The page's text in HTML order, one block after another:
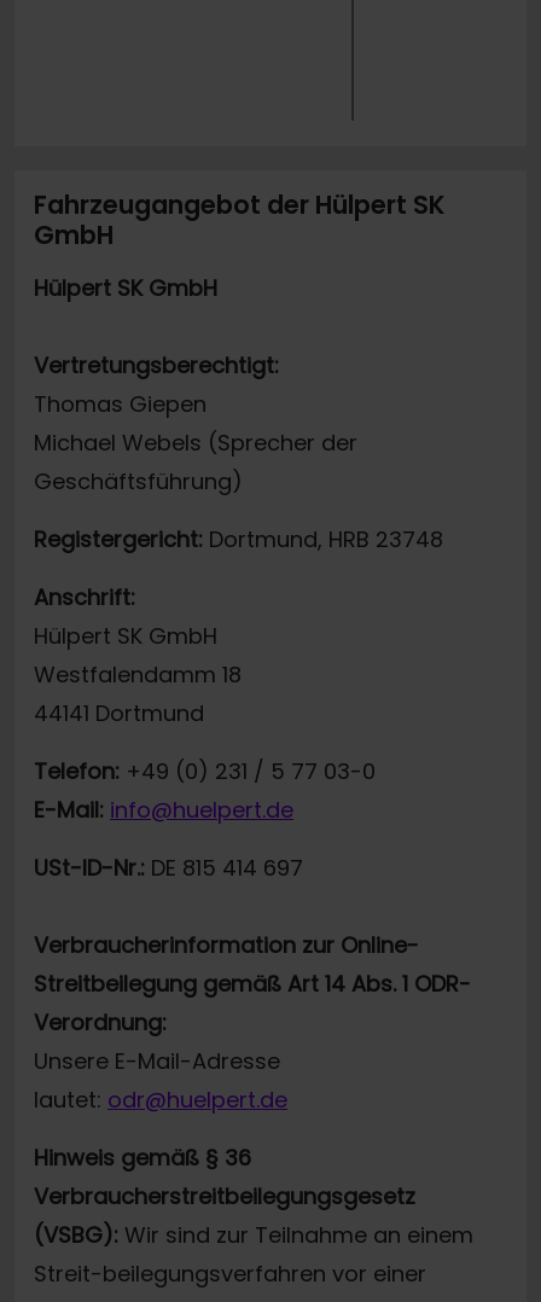
Fahrzeugangebot der Hülpert SK
GmbH
Hülpert SK GmbH
Vertretungsberechtigt:
Thomas Giepen
Michael Webels (Sprecher der
Geschäftsführung)
Registergericht: Dortmund, HRB 23748
Anschrift:
Hülpert SK GmbH
Westfalendamm 18
44141 Dortmund
Telefon: +49 (0) 231 / 5 77 03-0
E-Mail: info@huelpert.de
USt-ID-Nr.: DE 815 414 697
Verbraucherinformation zur Online-
Streitbeilegung gemäß Art 14 Abs. 1 ODR-
Verordnung:
Unsere E-Mail-Adresse
lautet: odr@huelpert.de
Hinweis gemäß § 36
Verbraucherstreitbeilegungsgesetz
(VSBG): Wir sind zur Teilnahme an einem
Streit-beilegungsverfahren vor einer